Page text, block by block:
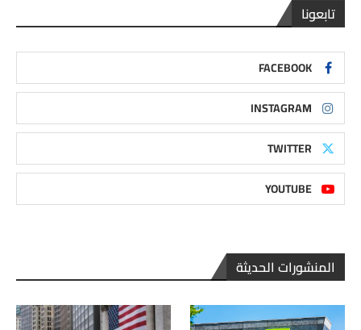
تابعونا
FACEBOOK
INSTAGRAM
TWITTER
YOUTUBE
المنشورات الحديثة